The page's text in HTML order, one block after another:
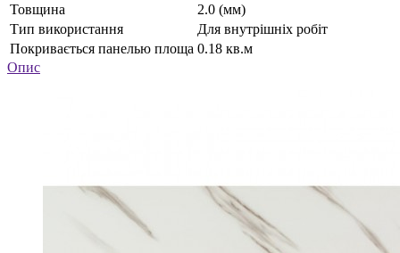
Товщина
2.0 (мм)
Тип використання
Для внутрішніх робіт
Покривається панелью площа 0.18 кв.м
Опис